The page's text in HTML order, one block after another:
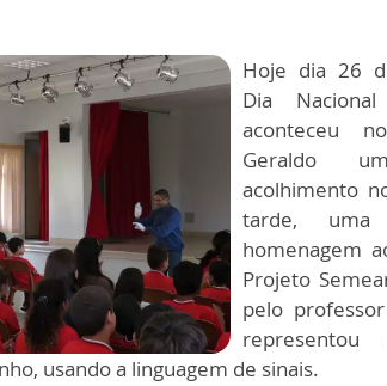
Hoje dia 26
Dia
aconteceu
Geraldo
acolhimento
tarde, uma
homenagem
Projeto
pelo
representou
usando a linguagem de sinais.